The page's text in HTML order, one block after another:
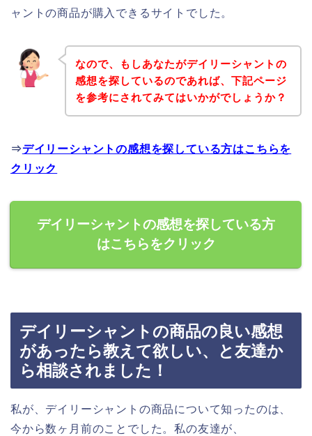
ャントの商品が購入できるサイトでした。
なので、もしあなたがデイリーシャントの
感想を探しているのであれば、下記ページ
を参考にされてみてはいかがでしょうか？
⇒デイリーシャントの感想を探している方はこちらを
クリック
デイリーシャントの感想を探している方
はこちらをクリック
デイリーシャントの商品の良い感想
があったら教えて欲しい、と友達か
ら相談されました！
私が、デイリーシャントの商品について知ったのは、
今から数ヶ月前のことでした。私の友達が、